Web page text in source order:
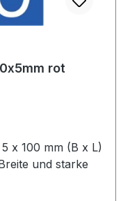
rot
100 mm (B x L)